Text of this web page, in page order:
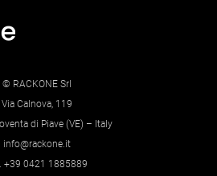
© RACKONE Srl
Via Calnova, 119
di Piave (VE) – Italy
info@rackone.it
+39 0421 1885889